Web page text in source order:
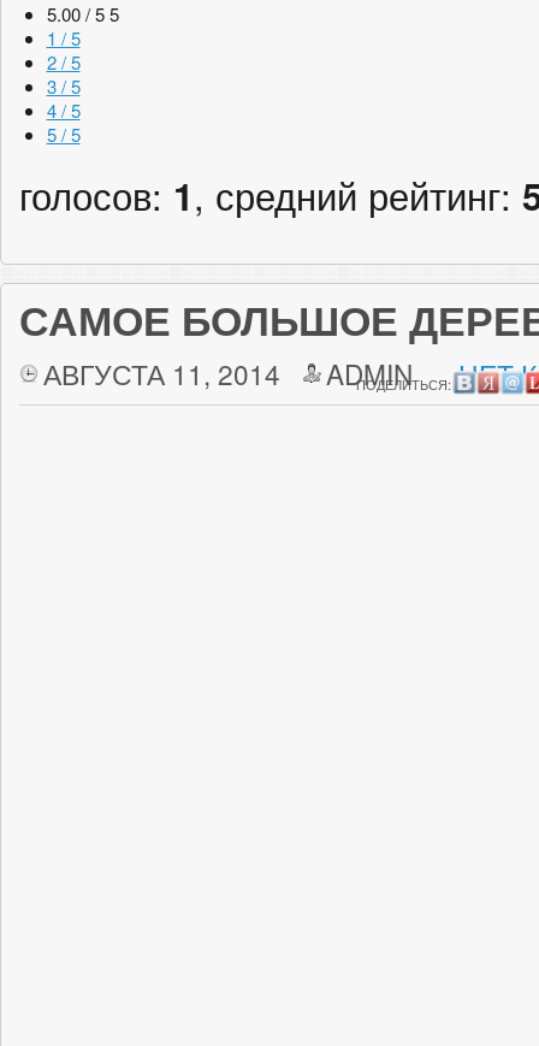
5.00 / 5 5
1 / 5
2 / 5
3 / 5
4 / 5
5 / 5
голосов: 1, средний рейтинг:
САМОЕ БОЛЬШОЕ
АВГУСТА 11, 2014 ADMIN НЕТ
ПОДЕЛИТЬСЯ: